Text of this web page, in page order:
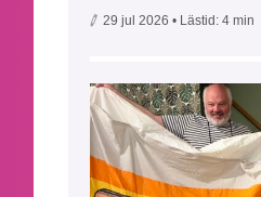
29 jul 2026 • Lästid: 4 min